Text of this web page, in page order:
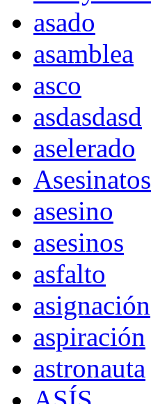
asado
asamblea
asco
asdasdasd
aselerado
Asesinatos
asesino
asesinos
asfalto
asignación
aspiración
astronauta